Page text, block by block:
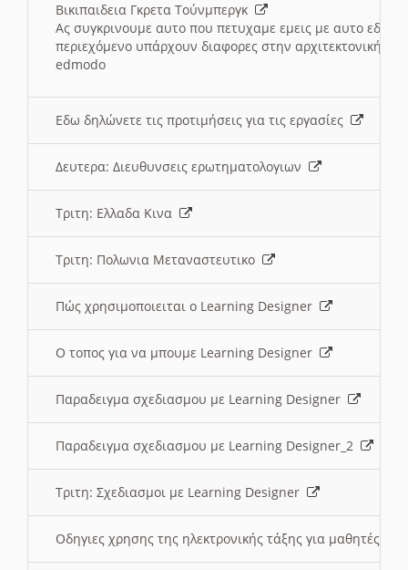
Βικιπαιδεια Γκρετα Τούνμπεργκ
Ας συγκρινουμε αυτο που πετυχαμε εμεις με αυτο εδω
περιεχόμενο υπάρχουν διαφορες στην αρχιτεκτονική
edmodo
Εδω δηλώνετε τις προτιμήσεις για τις εργασίες
Δευτερα: Διευθυνσεις ερωτηματολογιων
Τριτη: Ελλαδα Κινα
Τριτη: Πολωνια Μεταναστευτικο
Πώς χρησιμοποιειται ο Learning Designer
O τοπος για να μπουμε Learning Designer
Παραδειγμα σχεδιασμου με Learning Designer
Παραδειγμα σχεδιασμου με Learning Designer_2
Τριτη: Σχεδιασμοι με Learning Designer
Οδηγιες χρησης της ηλεκτρονικής τάξης για μαθητές